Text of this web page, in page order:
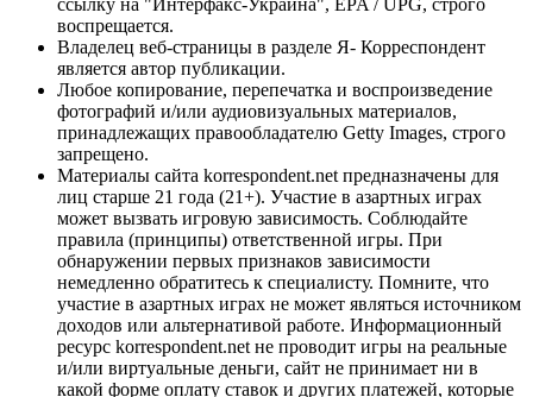
воспрещается.
Владелец веб-страницы в разделе Я- Корреспондент
является автор публикации.
Любое копирование, перепечатка и воспроизведение
фотографий и/или аудиовизуальных материалов,
принадлежащих правообладателю Getty Images, строго
запрещено.
Материалы сайта korrespondent.net предназначены для
лиц старше 21 года (21+). Участие в азартных играх
может вызвать игровую зависимость. Соблюдайте
правила (принципы) ответственной игры. При
обнаружении первых признаков зависимости
немедленно обратитесь к специалисту. Помните, что
участие в азартных играх не может являться источником
доходов или альтернативой работе. Информационный
ресурс korrespondent.net не проводит игры на реальные
и/или виртуальные деньги, сайт не принимает ни в
какой форме оплату ставок и других платежей, которые